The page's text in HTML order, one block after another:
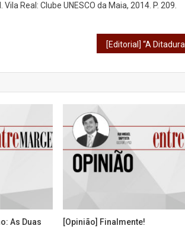
Vila Real: Clube UNESCO da Maia, 2014. P. 209.
As Duas
[Opinião] Finalmente!